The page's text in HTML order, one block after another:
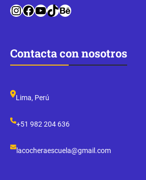
InstagramFacebook YouTube TikTok Behance
Contacta con nosotros
Lima, Perú
+51 982 204 636
lacocheraescuela@gmail.com